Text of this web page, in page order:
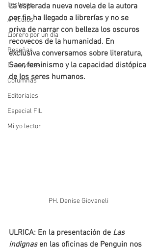
Lecturas
Artículos
Librero por un día
Reseñas
Entrevistas
Columnas
Editoriales
Especial FIL
Mi yo lector
La esperada nueva novela de la autora
por fin ha llegado a librerías y no se
priva de narrar con belleza los oscuros
recovecos de la humanidad. En
exclusiva conversamos sobre literatura,
Saer, feminismo y la capacidad distópica
de los seres humanos.
PH. Denise Giovaneli
ULRICA: En la presentación de Las
indignas en las oficinas de Penguin nos